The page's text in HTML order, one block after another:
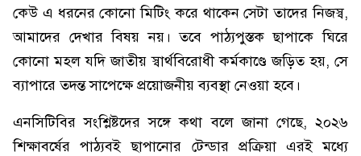
কেউ এ ধরনের কোনো মিটিং করে থাকেন সেটা তাদের নিজস্ব,
আমাদের দেখার বিষয় নয়। তবে পাঠ্যপুস্তক ছাপাকে ঘিরে
কোনো মহল যদি জাতীয় স্বার্থবিরোধী কর্মকাণ্ডে জড়িত হয়, সে
ব্যাপারে তদন্ত সাপেক্ষে প্রয়োজনীয় ব্যবস্থা নেওয়া হবে।
এনসিটিবির সংশ্লিষ্টদের সঙ্গে কথা বলে জানা গেছে, ২০২৬
শিক্ষাবর্ষের পাঠ্যবই ছাপানোর টেন্ডার প্রক্রিয়া এরই মধ্যে